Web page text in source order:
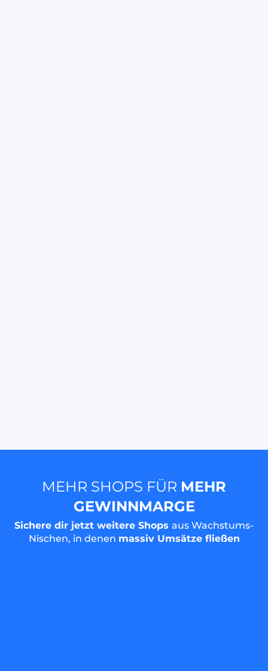
MEHR SHOPS FÜR MEHR
GEWINNMARGE
Sichere dir jetzt weitere Shops aus Wachstums-
Nischen, in denen massiv Umsätze fließen